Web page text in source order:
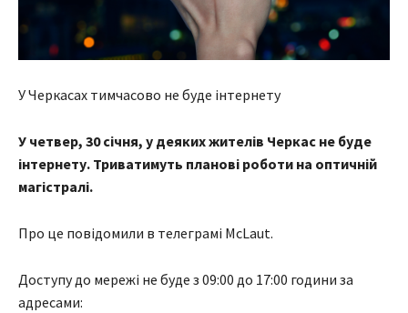
У Черкасах тимчасово не буде інтернету
У четвер, 30 січня, у деяких жителів Черкас не буде
інтернету. Триватимуть планові роботи на оптичній
магістралі.
Про це повідомили в телеграмі McLaut.
Доступу до мережі не буде з 09:00 до 17:00 години за
адресами: